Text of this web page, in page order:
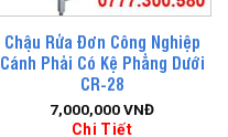
Chậu Rửa Đơn Công Nghiệp
Cánh Phải Có Kệ Phẳng Dưới
CR-28
7,000,000VNĐ
Chi Tiết